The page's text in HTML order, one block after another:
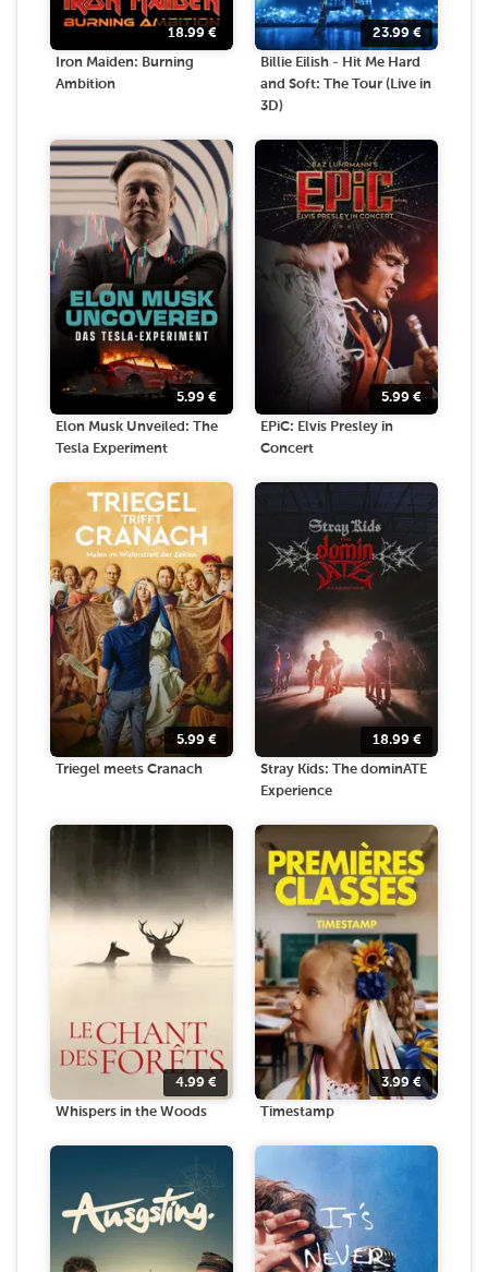
18.99 €
Iron Maiden: Burning
Ambition
23.99€
Billie Eilish - Hit Me Hard
and Soft: The Tour (Live in
3D)
5.99 €
Elon Musk Unveiled: The
Tesla Experiment
5.99 €
EPiC: Elvis Presley in
Concert
5.99 €
Triegel meets Cranach
18.99 €
Stray Kids: The dominATE
Experience
4.99 €
Whispers in the Woods
3.99€
Timestamp